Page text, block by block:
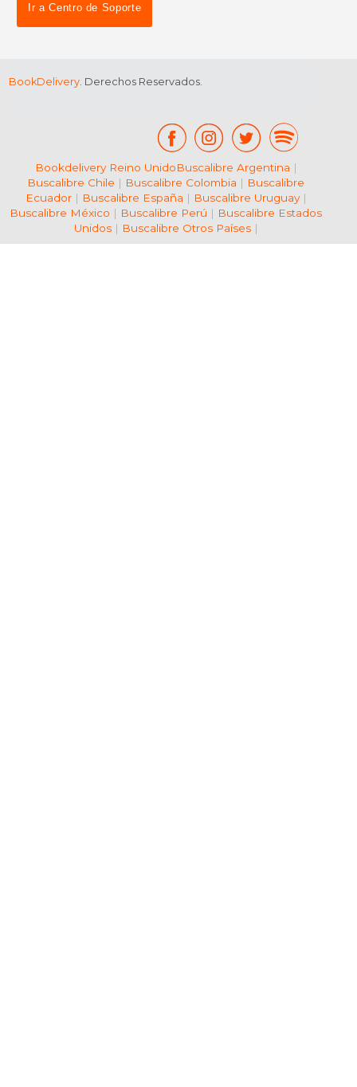
Ir a Centro de Soporte
BookDelivery. Derechos Reservados.
Bookdelivery Reino UnidoBuscalibre Argentina |
Buscalibre Chile | Buscalibre Colombia | Buscalibre
Ecuador| Buscalibre España | Buscalibre Uruguay|
Buscalibre México | Buscalibre Perú | Buscalibre Estados
Unidos| Buscalibre Otros Países|